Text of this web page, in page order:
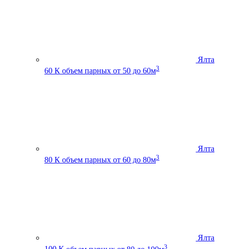
Ялта
60 К объем парных от 50 до 60м3
Ялта
80 К объем парных от 60 до 80м3
Ялта
3